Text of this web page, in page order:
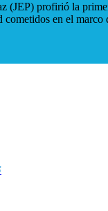
(JEP) profirió la
en el marco